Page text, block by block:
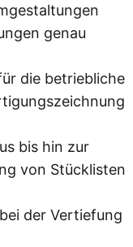
genau
die betriebliche
bis hin zur
von Stücklisten
der Vertiefung